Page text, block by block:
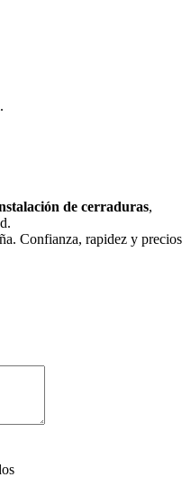
de cerraduras,
Confianza, rapidez y precios